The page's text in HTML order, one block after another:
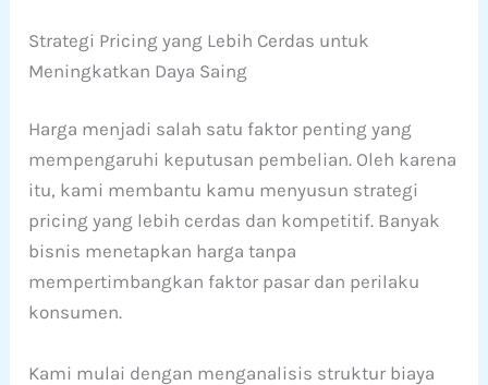
Strategi Pricing yang Lebih Cerdas untuk
Meningkatkan Daya Saing
Harga menjadi salah satu faktor penting yang
mempengaruhi keputusan pembelian. Oleh karena
itu, kami membantu kamu menyusun strategi
pricing yang lebih cerdas dan kompetitif. Banyak
bisnis menetapkan harga tanpa
mempertimbangkan faktor pasar dan perilaku
konsumen.
Kami mulai dengan menganalisis struktur biaya